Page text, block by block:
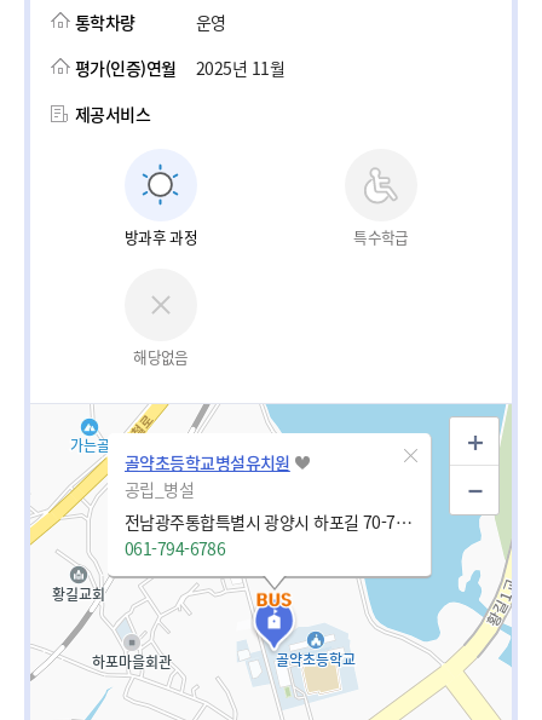
통학차량
운영
평가(인증)연월
2025년 11월
제공서비스
방과후 과정 특수학급
해당없음
골약초등학교병설유치원
공립_병설
전남광주통합특별시 광양시 하포길 70-7 (황길동)
061-794-6786